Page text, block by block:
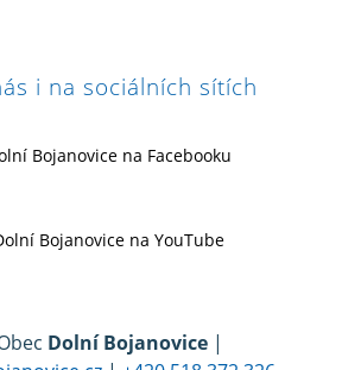
i na sociálních sítích
Bojanovice na Facebooku
Bojanovice na YouTube
Dolní Bojanovice |